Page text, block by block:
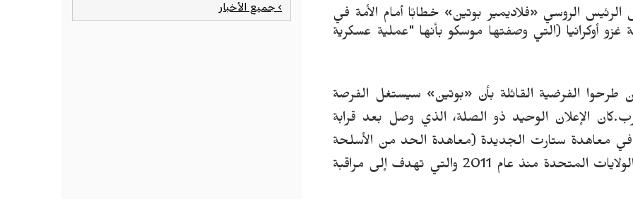
نيوز، الأربعاء 22 فبراير 2023 - ألقى الرئيس الروسي «فلاديمير بوتين» خطابًا أمام الأمة في
غزو أوكرانيا (التي وصفتها موسكو بأنها "عملية عسكرية
الفرضية القائلة بأن «بوتين» سيستغل الفرصة
كان الإعلان الوحيد ذو الصلة، الذي وصل بعد قرابة
معاهدة ستارت الجديدة (معاهدة الحد من الأسلحة
الاستراتيجية) ، وهي معاهدة سارية بين روسيا والولايات المتحدة منذ عام 2011 والتي تهدف إلى مراقبة
› جميع الأخبار